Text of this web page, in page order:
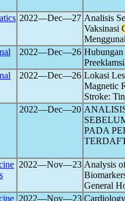
2022―Dec―27 Analisis
Vaksinasi
2022―Dec―26
2022―Dec―26 Lokasi
Magnetic
Stroke:
2022―Dec―20
PADA
2022―Nov―23 Analysis
General
2022―Nov―23